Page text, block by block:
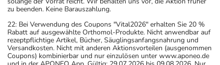
zu beenden. Keine Barauszahlung.
22: Bei Verwendung des Coupons "Vital2026" erhalten Sie 20 %
Rabatt auf ausgewählte Orthomol-Produkte. Nicht anwendbar auf
rezeptpflichtige Artikel, Bücher, Säuglingsanfangsnahrung und
Versandkosten. Nicht mit anderen Aktionsvorteilen (ausgenommen
Coupons) kombinierbar und nur einzulösen unter www.aponeo.de